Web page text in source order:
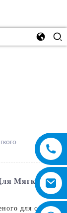
Мягкого
для своих